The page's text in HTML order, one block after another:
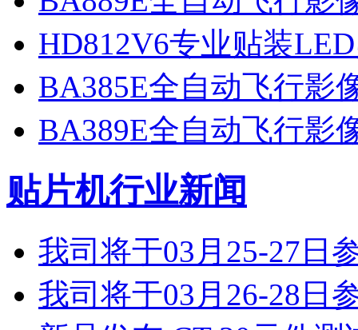
HD812V6专业贴装
BA385E全自动飞行影
BA389E全自动飞行影
贴片机行业新闻
我司将于03月25-27日
我司将于03月26-28日